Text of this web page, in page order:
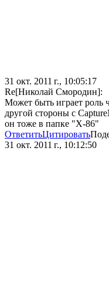
31 окт. 2011 г., 10:05:17
Re[Николай Смородин]:
Может быть играет роль
другой стороны с
он тоже в папке "Х-86"
ОтветитьЦитировать
31 окт. 2011 г., 10:12:50